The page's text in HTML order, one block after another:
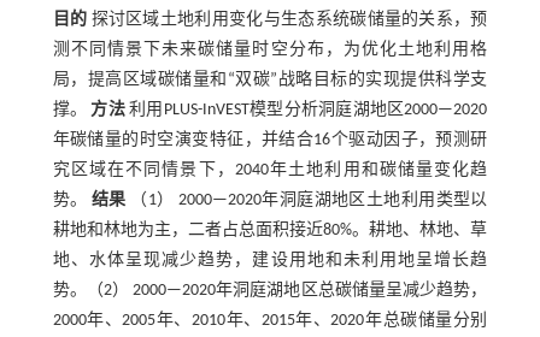
目的 探讨区域土地利用变化与生态系统碳储量的关系，预
测不同情景下未来碳储量时空分布，为优化土地利用格
局，提高区域碳储量和“双碳”战略目标的实现提供科学支
撑。方法利用PLUS-InVEST模型分析洞庭湖地区2000—2020
年碳储量的时空演变特征，并结合16个驱动因子，预测研
究区域在不同情景下，2040年土地利用和碳储量变化趋
势。 结果 （1） 2000—2020年洞庭湖地区土地利用类型以
耕地和林地为主，二者占总面积接近80%。耕地、林地、草
地、水体呈现减少趋势，建设用地和未利用地呈增长趋
势。（2） 2000—2020年洞庭湖地区总碳储量呈减少趋势，
2000年、2005年、2010年、2015年、2020年总碳储量分别